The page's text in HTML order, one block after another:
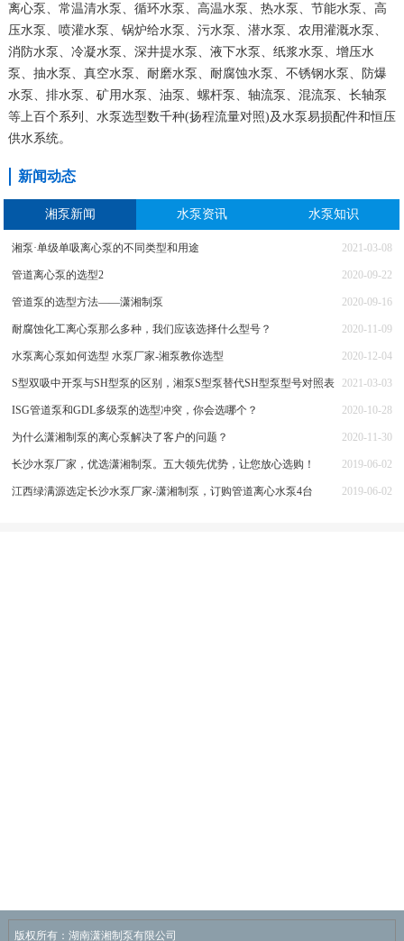
离心泵、常温清水泵、循环水泵、高温水泵、热水泵、节能水泵、高
压水泵、喷灌水泵、锅炉给水泵、污水泵、潜水泵、农用灌溉水泵、
消防水泵、冷凝水泵、深井提水泵、液下水泵、纸浆水泵、增压水
泵、抽水泵、真空水泵、耐磨水泵、耐腐蚀水泵、不锈钢水泵、防爆
水泵、排水泵、矿用水泵、油泵、螺杆泵、轴流泵、混流泵、长轴泵
等上百个系列、水泵选型数千种(扬程流量对照)及水泵易损配件和恒压
供水系统。
新闻动态
湘泵新闻 水泵资讯 水泵知识
湘泵·单级单吸离心泵的不同类型和用途 2021-03-08
管道离心泵的选型2 2020-09-22
管道泵的选型方法——潇湘制泵 2020-09-16
耐腐蚀化工离心泵那么多种，我们应该选择什么型号？ 2020-11-09
水泵离心泵如何选型 水泵厂家-湘泵教你选型 2020-12-04
S型双吸中开泵与SH型泵的区别，湘泵S型泵替代SH型泵型号对照表 2021-03-03
ISG管道泵和GDL多级泵的选型冲突，你会选哪个？ 2020-10-28
为什么潇湘制泵的离心泵解决了客户的问题？ 2020-11-30
长沙水泵厂家，优选潇湘制泵。五大领先优势，让您放心选购！ 2019-06-02
江西绿满源选定长沙水泵厂家-潇湘制泵，订购管道离心水泵4台 2019-06-02
版权所有：湖南潇湘制泵有限公司